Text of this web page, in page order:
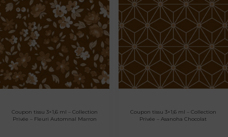
Coupon tissu 3×1,6 ml – Collection
Privée – Fleuri Automnal Marron
Coupon tissu 3×1,6 ml – Collection
Privée – Asanoha Chocolat